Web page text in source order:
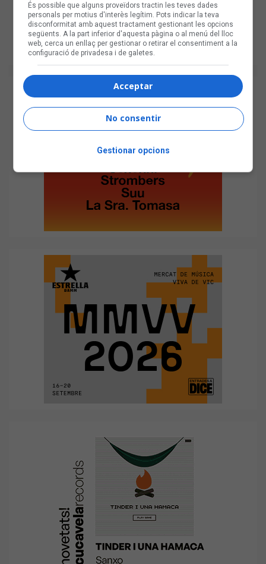
És possible que alguns proveïdors tractin les teves dades
personals per motius d'interès legítim. Pots indicar la teva
disconformitat amb aquest tractament gestionant les opcions
següents. A la part inferior d'aquesta pàgina o al menú del lloc
web, cerca un enllaç per gestionar o retirar el consentiment a la
configuració de privadesa i de galetes.
Acceptar
No consentir
Gestionar opcions